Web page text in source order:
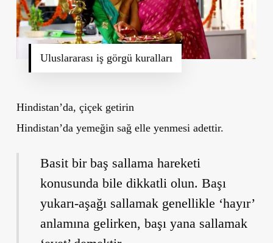
Uluslararası iş görgü kuralları
Hindistan’da, çiçek getirin
Hindistan’da yemeğin sağ elle yenmesi adettir.
Basit bir baş sallama hareketi
konusunda bile dikkatli olun. Başı
yukarı-aşağı sallamak genellikle ‘hayır’
anlamına gelirken, başı yana sallamak